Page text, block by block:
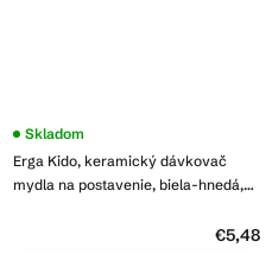
Erga Kido, keramický dávkovač
mydla na postavenie, biela-hnedá,
Skladom
€5,48